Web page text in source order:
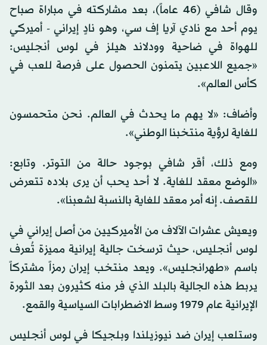
وقال شافي (46 عاماً)، بعد مشاركته في مباراة صباح
يوم أحد مع نادي آريا إف سي، وهو نادٍ إيراني - أميركي
للهواة في ضاحية وودلاند هيلز في لوس أنجليس:
«جميع اللاعبين يتمنون الحصول على فرصة للعب في
كأس العالم».
وأضاف: «لا يهم ما يحدث في العالم. نحن متحمسون
للغاية لرؤية منتخبنا الوطني».
ومع ذلك، أقر شافي بوجود حالة من التوتر. وتابع:
«الوضع معقد للغاية. لا أحد يحب أن يرى بلاده تتعرض
للقصف. إنه أمر معقد للغاية بالنسبة لشعبنا».
ويعيش عشرات الآلاف من الأميركيين من أصل إيراني في
لوس أنجليس، حيث ترسخت جالية إيرانية مميزة تُعرف
باسم «طهرانجليس». ويعد منتخب إيران رمزاً مشتركاً
يربط هذه الجالية بالبلد الذي فر منه كثيرون بعد الثورة
الإيرانية عام 1979 وسط الاضطرابات السياسية والقمع.
وستلعب إيران ضد نيوزيلندا وبلجيكا في لوس أنجليس